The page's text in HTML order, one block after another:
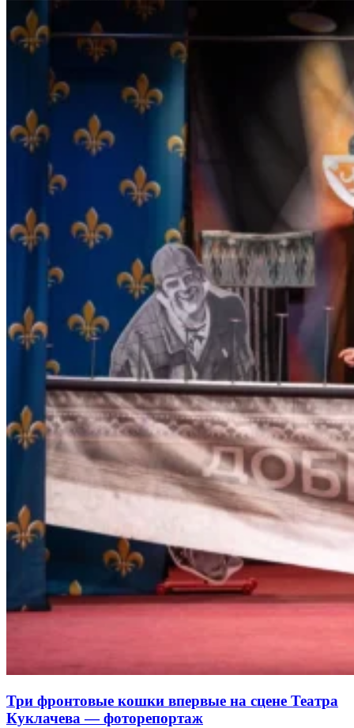
Три фронтовые кошки впервые на сцене Театра
Куклачева — фоторепортаж